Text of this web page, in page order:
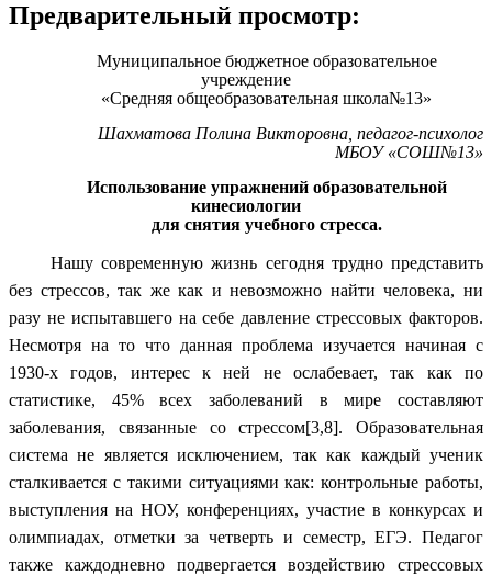
Предварительный просмотр:
Муниципальное бюджетное образовательное
учреждение
«Средняя общеобразовательная школа№13»
Шахматова Полина Викторовна, педагог-психолог
МБОУ «СОШ№13»
Использование упражнений образовательной
кинесиологии
для снятия учебного стресса.
Нашу современную жизнь сегодня трудно представить
без стрессов, так же как и невозможно найти человека, ни
разу не испытавшего на себе давление стрессовых факторов.
Несмотря на то что данная проблема изучается начиная с
1930-х годов, интерес к ней не ослабевает, так как по
статистике, 45% всех заболеваний в мире составляют
заболевания, связанные со стрессом[3,8]. Образовательная
система не является исключением, так как каждый ученик
сталкивается с такими ситуациями как: контрольные работы,
выступления на НОУ, конференциях, участие в конкурсах и
олимпиадах, отметки за четверть и семестр, ЕГЭ. Педагог
также каждодневно подвергается воздействию стрессовых